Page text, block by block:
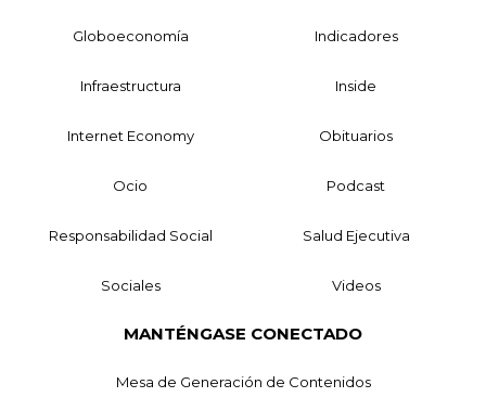
Globoeconomía Indicadores
Infraestructura Inside
Internet Economy Obituarios
Ocio Podcast
Responsabilidad Social Salud Ejecutiva
Sociales Videos
MANTÉNGASE CONECTADO
Mesa de Generación de Contenidos